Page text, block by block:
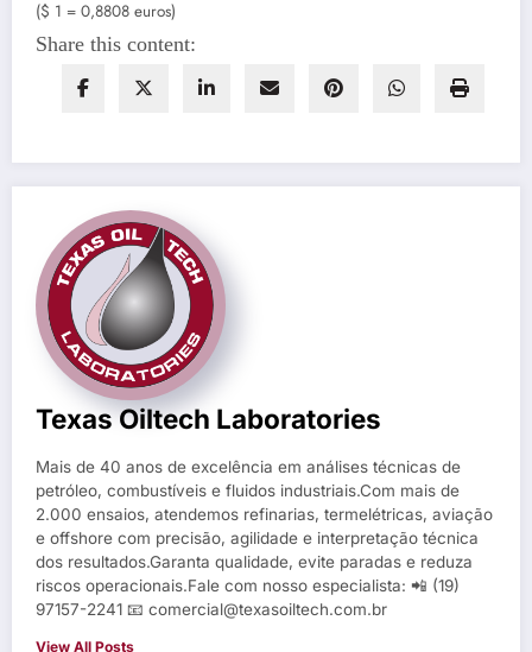
($ 1 = 0,8808 euros)
Share this content:
Texas Oiltech Laboratories
Mais de 40 anos de excelência em análises técnicas de
petróleo, combustíveis e fluidos industriais.Com mais de
2.000 ensaios, atendemos refinarias, termelétricas, aviação
e offshore com precisão, agilidade e interpretação técnica
dos resultados.Garanta qualidade, evite paradas e reduza
riscos operacionais.Fale com nosso especialista: 📲 (19)
97157-2241 📧 comercial@texasoiltech.com.br
View All Posts